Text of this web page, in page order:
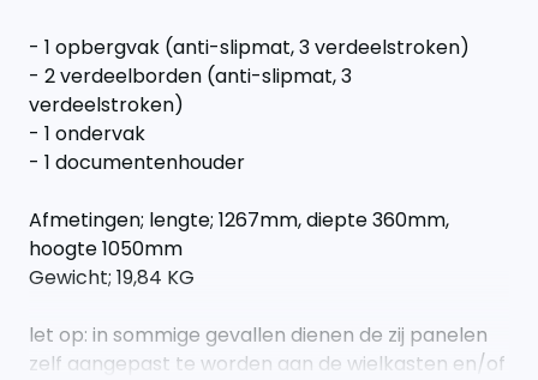
- 1 opbergvak (anti-slipmat, 3 verdeelstroken)
- 2 verdeelborden (anti-slipmat, 3
verdeelstroken)
- 1 ondervak
- 1 documentenhouder
Afmetingen; lengte; 1267mm, diepte 360mm,
hoogte 1050mm
Gewicht; 19,84 KG
let op: in sommige gevallen dienen de zij panelen
zelf aangepast te worden aan de wielkasten en/of